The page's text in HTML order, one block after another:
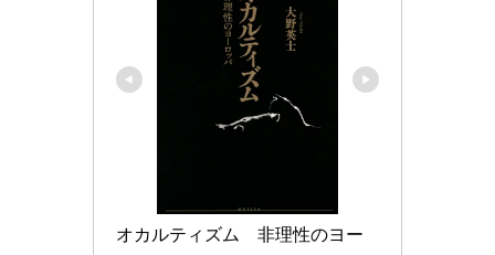
オカルティズム　非理性のヨー